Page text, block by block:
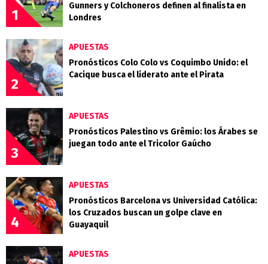
1
Gunners y Colchoneros definen al finalista en
Londres
2
APUESTAS
Pronósticos Colo Colo vs Coquimbo Unido: el
Cacique busca el liderato ante el Pirata
3
APUESTAS
Pronósticos Palestino vs Grêmio: los Árabes se
juegan todo ante el Tricolor Gaúcho
4
APUESTAS
Pronósticos Barcelona vs Universidad Católica:
los Cruzados buscan un golpe clave en
Guayaquil
APUESTAS